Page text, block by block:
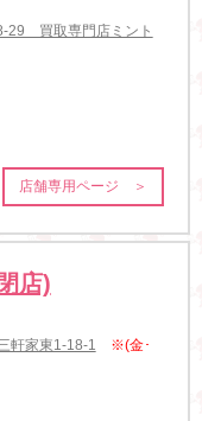
29 買取専門店ミント
店舗専用ページ ＞
店)
軒家東1-18-1
※(金･